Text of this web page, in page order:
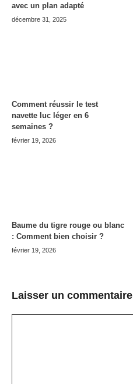
avec un plan adapté
décembre 31, 2025
Comment réussir le test
navette luc léger en 6
semaines ?
février 19, 2026
Baume du tigre rouge ou blanc
: Comment bien choisir ?
février 19, 2026
Laisser un commentaire